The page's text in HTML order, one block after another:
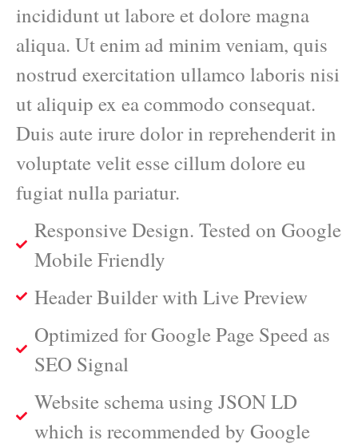
incididunt ut labore et dolore magna
aliqua. Ut enim ad minim veniam, quis
nostrud exercitation ullamco laboris nisi
ut aliquip ex ea commodo consequat.
Duis aute irure dolor in reprehenderit in
voluptate velit esse cillum dolore eu
fugiat nulla pariatur.
Responsive Design. Tested on Google
Mobile Friendly
Header Builder with Live Preview
Optimized for Google Page Speed as
SEO Signal
Website schema using JSON LD
which is recommended by Google